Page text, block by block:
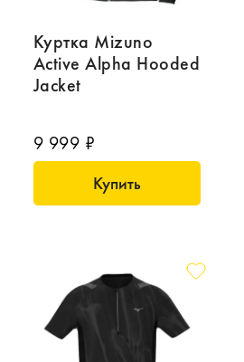
Куртка Mizuno
Active Alpha Hooded
Jacket
9 999 ₽
Купить